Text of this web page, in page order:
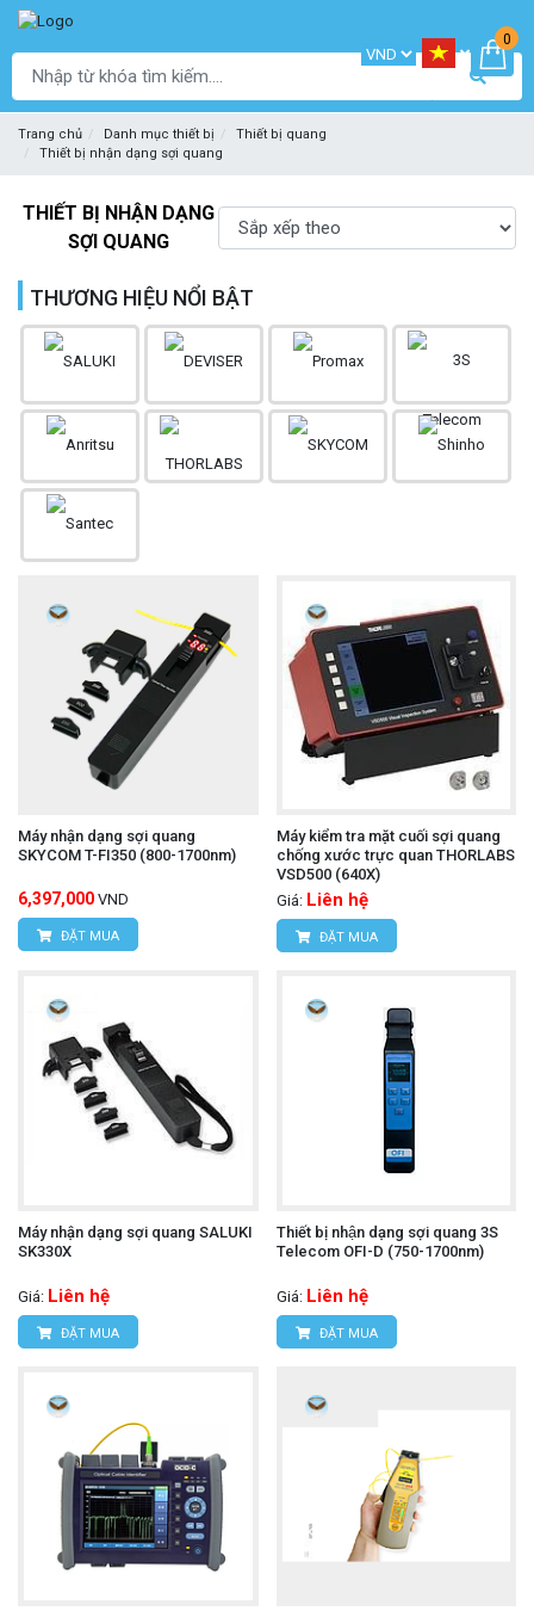
0
Trang chủ Danh mục thiết bị
Thiết bị quang
Thiết bị nhận dạng sợi quang
THIẾT BỊ NHẬN DẠNG
SỢI QUANG
THƯƠNG HIỆU NỔI BẬT
Máy nhận dạng sợi quang
SKYCOM T-FI350 (800-1700nm)
6,397,000 VND
ĐẶT MUA
Máy kiểm tra mặt cuối sợi quang
chống xước trực quan THORLABS
VSD500 (640X)
Giá: Liên hệ
ĐẶT MUA
Máy nhận dạng sợi quang SALUKI
SK330X
Giá: Liên hệ
ĐẶT MUA
Thiết bị nhận dạng sợi quang 3S
Telecom OFI-D (750-1700nm)
Giá: Liên hệ
ĐẶT MUA